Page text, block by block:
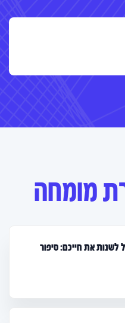
מומחה
לשנות את חייכם: סיפור